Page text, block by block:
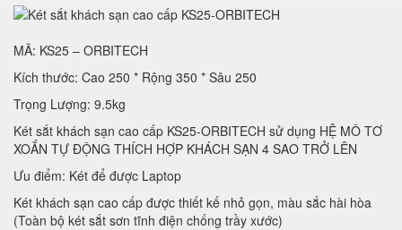
MÃ: KS25 – ORBITECH
Kích thước: Cao 250 * Rộng 350 * Sâu 250
Trọng Lượng: 9.5kg
Két sắt khách sạn cao cấp KS25-ORBITECH sử dụng HỆ MÔ TƠ
XOẮN TỰ ĐỘNG THÍCH HỢP KHÁCH SẠN 4 SAO TRỞ LÊN
Ưu điểm: Két để được Laptop
Két khách sạn cao cấp được thiết kế nhỏ gọn, màu sắc hài hòa
(Toàn bộ két sắt sơn tĩnh điện chống trầy xước)